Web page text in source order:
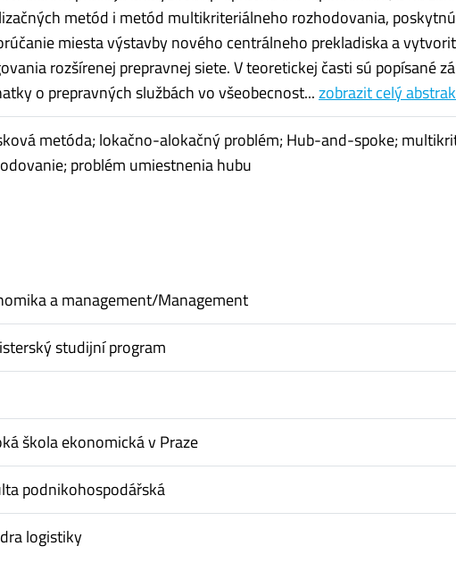
metód i metód multikriteriálneho rozhodovania,
miesta výstavby nového centrálneho prekladiska a
rozšírenej prepravnej siete. V teoretickej časti sú popísané
o prepravných službách vo všeobecnost...zobrazit celý
metóda; lokačno-alokačný problém; Hub-and-spoke;
problém umiestnenia hubu
a management/Management
studijní program
škola ekonomická v Praze
podnikohospodářská
logistiky